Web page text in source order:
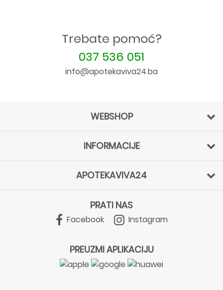
Trebate pomoć?
037 536 051
info@apotekaviva24.ba
WEBSHOP
INFORMACIJE
APOTEKAVIVA24
PRATI NAS
Facebook Instagram
PREUZMI APLIKACIJU